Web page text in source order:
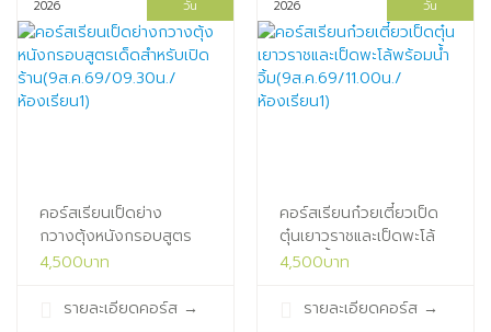
2026
วัน
คอร์สเรียนเป็ดย่าง
กวางตุ้งหนังกรอบสูตร
เด็ดสำหรับเปิด
ห้องเรียน1)
4,500บาท
รายละเอียดคอร์ส →
2026
วัน
คอร์สเรียนก๋วยเตี๋ยวเป็ด
ตุ๋นเยาวราชและเป็ดพะโล้
พร้อมน้ำ
ห้องเรียน1)
4,500บาท
รายละเอียดคอร์ส →